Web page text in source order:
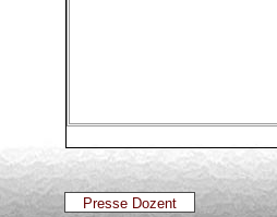
Presse Dozent